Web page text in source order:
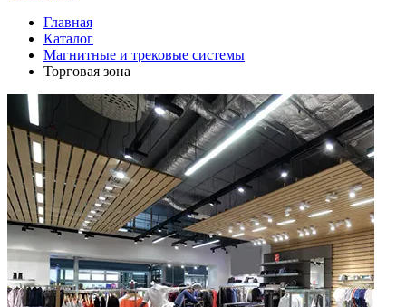
Главная
Каталог
Магнитные и трековые системы
Торговая зона